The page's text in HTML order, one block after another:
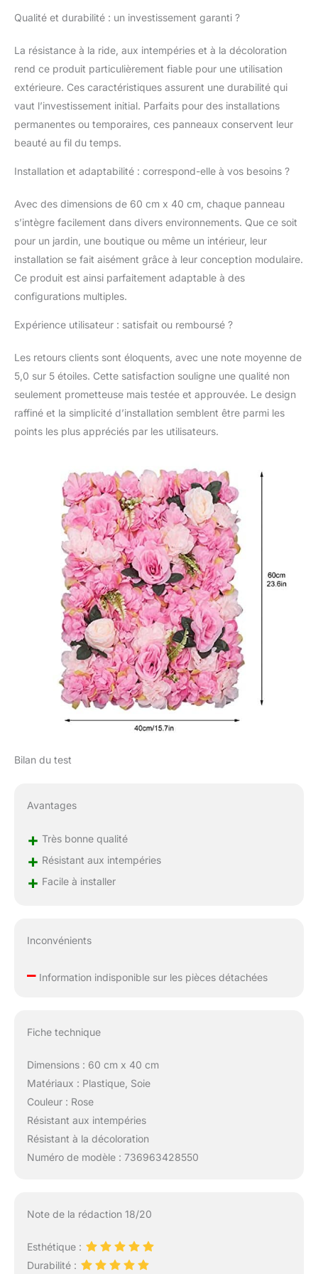
qui les rend non
décoration】:les Dahlias
roses frais, les roses roses
et les feuilles vertes ont un
charme unique et sont très
décoratifs et peuvent être
bien intégrés dans toutes
chaleureuse et romantique.
floral Nous utilisons
beaucoup de matériaux
dans notre processus de
production, ce qui rend le
panneau entier assez épais
et stratifié.
Qualité et durabilité : un investissement garanti ?
La résistance à la ride, aux intempéries et à la décoloration
rend ce produit particulièrement fiable pour une utilisation
extérieure. Ces caractéristiques assurent une durabilité qui
vaut l’investissement initial. Parfaits pour des installations
permanentes ou temporaires, ces panneaux conservent leur
beauté au fil du temps.
Installation et adaptabilité : correspond-elle à vos besoins ?
Avec des dimensions de 60 cm x 40 cm, chaque panneau
s’intègre facilement dans divers environnements. Que ce soit
pour un jardin, une boutique ou même un intérieur, leur
installation se fait aisément grâce à leur conception modulaire.
Ce produit est ainsi parfaitement adaptable à des
configurations multiples.
Expérience utilisateur : satisfait ou remboursé ?
Les retours clients sont éloquents, avec une note moyenne de
5,0 sur 5 étoiles. Cette satisfaction souligne une qualité non
seulement prometteuse mais testée et approuvée. Le design
raffiné et la simplicité d’installation semblent être parmi les
points les plus appréciés par les utilisateurs.
Bilan du test
Avantages
+ Très bonne qualité
+ Résistant aux intempéries
+ Facile à installer
Inconvénients
–Information indisponible sur les pièces détachées
Fiche technique
Dimensions : 60 cm x 40 cm
Matériaux : Plastique, Soie
Couleur : Rose
Résistant aux intempéries
Résistant à la décoloration
Numéro de modèle : 736963428550
Note de la rédaction 18/20
Esthétique :
Durabilité :